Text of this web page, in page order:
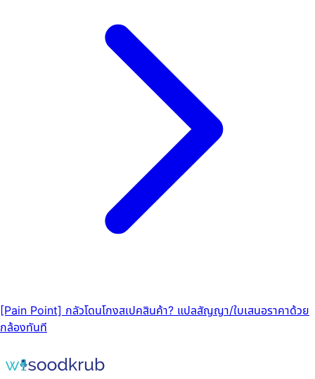
[Pain Point] กลัวโดนโกงสเปคสินค้า? แปลสัญญา/ใบเสนอราคาด้วย
กล้องทันที